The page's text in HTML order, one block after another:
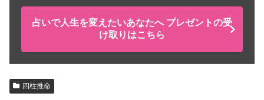
占いで人生を変えたいあなたへ プレゼントの受
け取りはこちら
四柱推命